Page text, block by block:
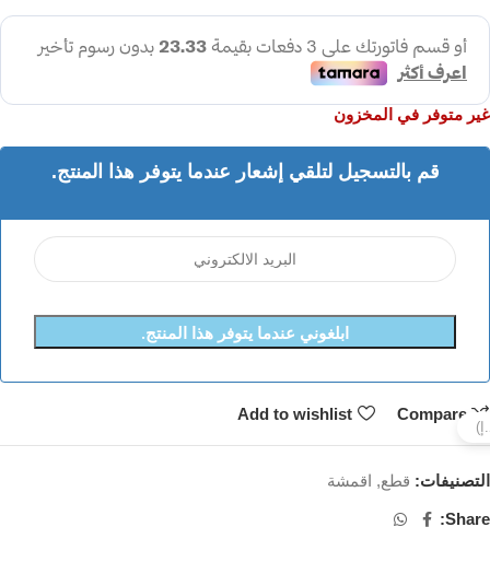
غير متوفر في المخزون
قم بالتسجيل لتلقي إشعار عندما يتوفر هذا المنتج.
ابلغوني عندما يتوفر هذا المنتج.
Compare
Add to wishlist
التصنيفات: قطع, اقمشة
Share: